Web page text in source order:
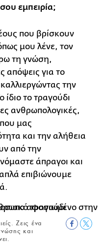
εμπειρία;
που βρίσκουν
μου λένε, τον
τη γνώση,
απόψεις για το
την
το τραγούδι
ανθρωπολογικές,
μας
και την αλήθεια
από την
άπραγοι και
επιβιώνουμε
Ζεις ένα
και